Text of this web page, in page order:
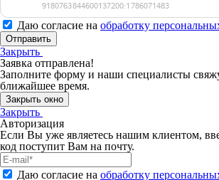
Даю согласие на обработку
Отправить
Закрыть
Заявка отправлена!
Заполните форму и наши специалисты
ближайшее время.
Закрыть окно
Закрыть
Авторизация
Если Вы уже являетесь нашим клиентом,
код поступит Вам на почту.
Даю согласие на обработку